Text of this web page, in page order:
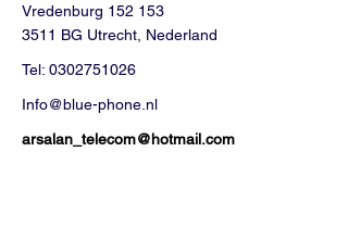
Vredenburg 152 153
3511 BG Utrecht, Nederland
Tel: 0302751026
Info@blue-phone.nl
arsalan_telecom@hotmail.com